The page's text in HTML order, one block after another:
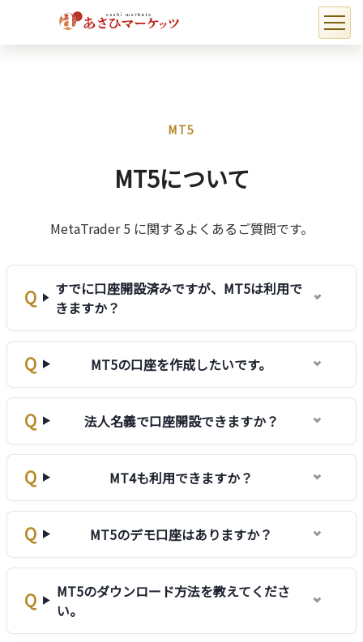
よくある質問 MT5について
MT5
MT5について
MetaTrader 5 に関するよくあるご質問です。
すでに口座開設済みですが、MT5は利用で
きますか？
MT5の口座を作成したいです。
法人名義で口座開設できますか？
MT4も利用できますか？
MT5のデモ口座はありますか？
MT5のダウンロード方法を教えてくださ
い。